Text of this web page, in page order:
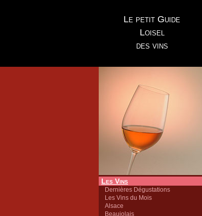
Le petit Guide
Loisel
des vins
Les Vins
Dernières Dégustations
Les Vins du Mois
Alsace
Beaujolais